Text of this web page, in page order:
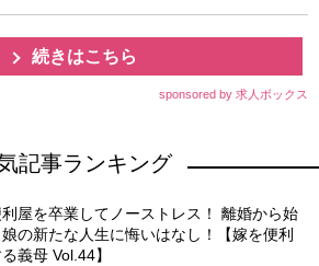
続きはこちら
sponsored by 求人ボックス
記事ランキング
屋を卒業してノーストレス！ 離婚から始
娘の新たな人生に悔いはなし！【嫁を便利
義母 Vol.44】